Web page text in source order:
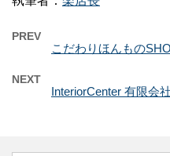
PREV
こだわりほんもの
NEXT
InteriorCenter 有限会